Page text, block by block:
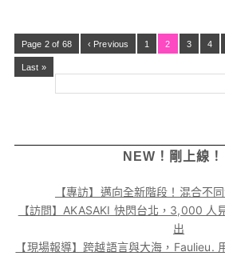
Page 2 of 68 ‹ Previous 1 2 3 4
Last »
NEW！剛上線！
【專訪】邁向全新階段！混合不
【訪問】AKASAKI 快閃台北，3,000 人
出
【現場報導】跨越語言與大海，Faulieu.